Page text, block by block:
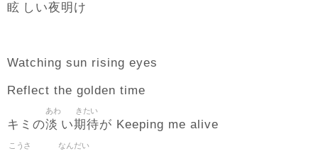
眩 しい夜明 け
Watching sun rising eyes
Reflect the golden time
キミの淡
あわ
い期待
きたい
が Keeping me alive
こうさ なんだい